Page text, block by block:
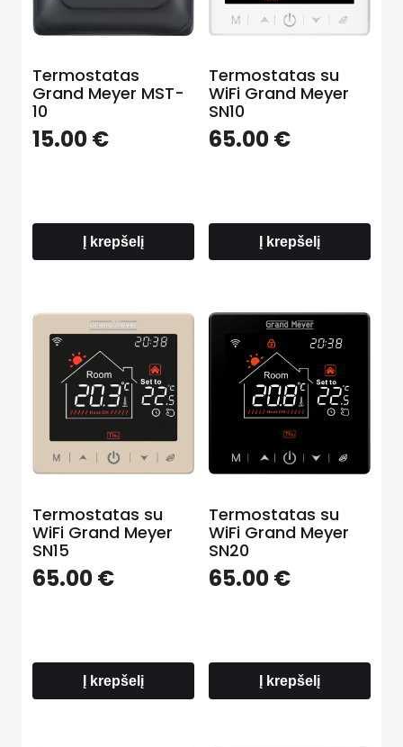
Termostatas
Grand Meyer MST-
10
15.00€
Į krepšelį
Termostatas su
WiFi Grand Meyer
SN10
65.00€
Į krepšelį
Termostatas su
WiFi Grand Meyer
SN15
65.00€
Į krepšelį
Termostatas su
WiFi Grand Meyer
SN20
65.00€
Į krepšelį